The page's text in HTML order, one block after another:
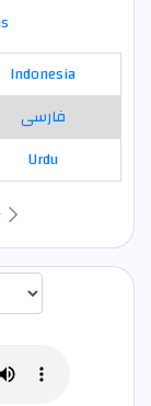
Indonesia
فارسی
Urdu